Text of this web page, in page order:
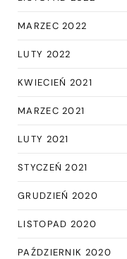
MARZEC 2022
LUTY 2022
KWIECIEŃ 2021
MARZEC 2021
LUTY 2021
STYCZEŃ 2021
GRUDZIEŃ 2020
LISTOPAD 2020
PAŹDZIERNIK 2020